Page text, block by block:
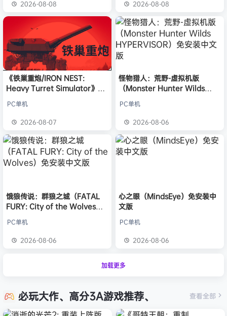
2026-08-08 2026-08-08
《铁巢重炮/IRON NEST:
Heavy Turret Simulator》免
PC单机
2026-08-07
怪物猎人：荒野-虚拟机版
（Monster Hunter Wilds
PC单机
2026-08-06
饿狼传说：群狼之城（FATAL
FURY: City of the Wolves）
PC单机
2026-08-06
心之眼（MindsEye）免安装中
文版
PC单机
2026-08-06
加载更多
必玩大作、高分3A游戏推荐、 查看全部